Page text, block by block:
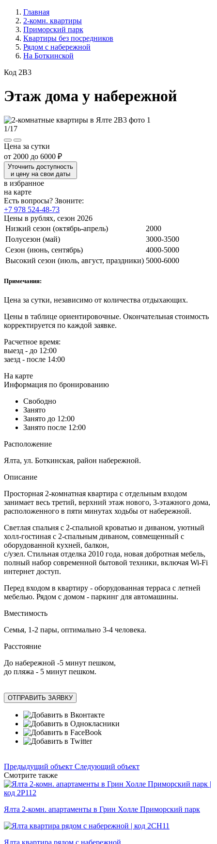
Главная
2-комн. квартиры
Приморский парк
Квартиры без посредников
Рядом с набережной
На Боткинской
Код 2B3
Этаж дома у набережной
1/17
Цена за сутки
от 2000 до 6000 ₽
Уточнить доступность
и цену на свои даты
в избранное
на карте
Есть вопросы? Звоните:
+7 978 524-48-73
Цены в рублях, сезон 2026
Низкий сезон (октябрь-апрель)
2000
Полусезон (май)
3000-3500
Сезон (июнь, сентябрь)
4000-5000
Высокий сезон (июль, август, праздники) 5000-6000
Примечания:
Цена за сутки, независимо от количества отдыхающих.
Цены в таблице ориентировочные. Окончательная стоимость
корректируется по каждой заявке.
Расчетное время:
выезд - до 12:00
заезд - после 14:00
На карте
Информация по бронированию
Свободно
Занято
Занято до 12:00
Занято после 12:00
Расположение
Ялта, ул. Боткинская, район набережной.
Описание
Просторная 2-комнатная квартира с отдельным входом
занимает весь третий, верхний этаж нового, 3-этажного дома,
расположенного в пяти минутах ходьбы от набережной.
Светлая спальня с 2-спальной кроватью и диваном, уютный
холл-гостиная с 2-спальным диваном, совмещенный с
оборудованной кухней, балкон,
с/узел. Стильная отделка 2010 года, новая добротная мебель,
полный набор современной бытовой техники, включая Wi-Fi
интернет доступ.
Перед входом в квартиру - оборудованная терраса с летней
мебелью. Рядом с домом - паркинг для автомашины.
Вместимость
Семья, 1-2 пары, оптимально 3-4 человека.
Расстояние
До набережной -5 минут пешком,
до пляжа - 5 минут пешком.
ОТПРАВИТЬ ЗАЯВКУ
Предыдущий объект Следующий объект
Смотрите также
Ялта 2-комн. апартаменты в Грин Холле Приморский парк